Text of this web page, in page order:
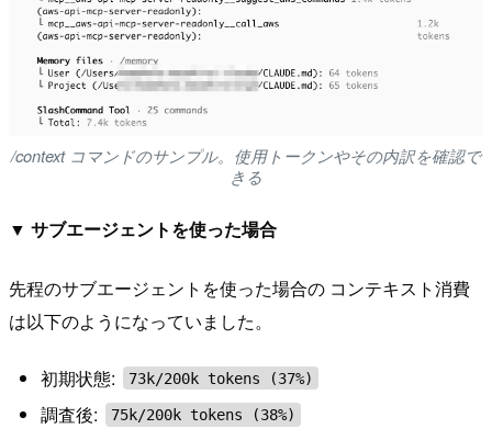
/context コマンドのサンプル。使用トークンやその内訳を確認で
きる
▼ サブエージェントを使った場合
先程のサブエージェントを使った場合の コンテキスト消費
は以下のようになっていました。
初期状態: 73k/200k tokens (37%)
調査後: 75k/200k tokens (38%)